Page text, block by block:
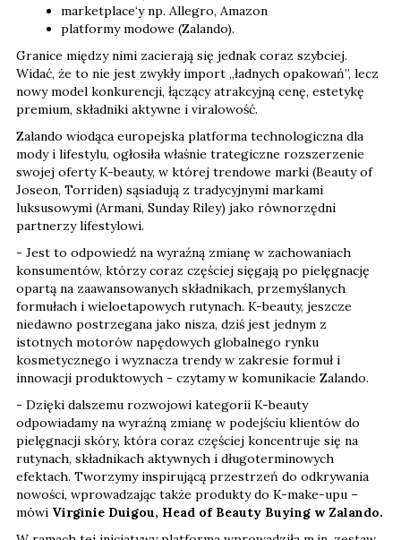
marketplace‘y np. Allegro, Amazon
platformy modowe (Zalando).
Granice między nimi zacierają się jednak coraz szybciej.
Widać, że to nie jest zwykły import „ładnych opakowań”, lecz
nowy model konkurencji, łączący atrakcyjną cenę, estetykę
premium, składniki aktywne i viralowość.
Zalando wiodąca europejska platforma technologiczna dla
mody i lifestylu, ogłosiła właśnie trategiczne rozszerzenie
swojej oferty K-beauty, w której trendowe marki (Beauty of
Joseon, Torriden) sąsiadują z tradycyjnymi markami
luksusowymi (Armani, Sunday Riley) jako równorzędni
partnerzy lifestylowi.
- Jest to odpowiedź na wyraźną zmianę w zachowaniach
konsumentów, którzy coraz częściej sięgają po pielęgnację
opartą na zaawansowanych składnikach, przemyślanych
formułach i wieloetapowych rutynach. K-beauty, jeszcze
niedawno postrzegana jako nisza, dziś jest jednym z
istotnych motorów napędowych globalnego rynku
kosmetycznego i wyznacza trendy w zakresie formuł i
innowacji produktowych - czytamy w komunikacie Zalando.
- Dzięki dalszemu rozwojowi kategorii K-beauty
odpowiadamy na wyraźną zmianę w podejściu klientów do
pielęgnacji skóry, która coraz częściej koncentruje się na
rutynach, składnikach aktywnych i długoterminowych
efektach. Tworzymy inspirującą przestrzeń do odkrywania
nowości, wprowadzając także produkty do K-make-upu –
mówi Virginie Duigou, Head of Beauty Buying w Zalando.